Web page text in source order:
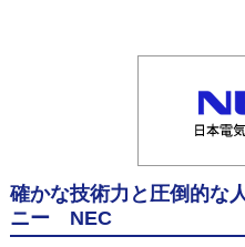
確かな技術力と圧倒的
ニー NEC